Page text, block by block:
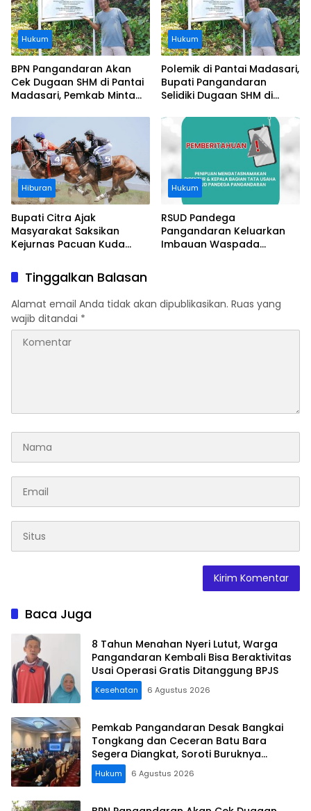
Hukum
BPN Pangandaran Akan
Cek Dugaan SHM di Pantai
Madasari, Pemkab Minta
Hukum
Polemik di Pantai Madasari,
Bupati Pangandaran
Selidiki Dugaan SHM di
Pantai
Hiburan
Bupati Citra Ajak
Masyarakat Saksikan
Kejurnas Pacuan Kuda
Legokjawa
Hukum
RSUD Pandega
Pangandaran Keluarkan
Imbauan Waspada
Tinggalkan Balasan
Alamat email Anda tidak akan dipublikasikan. Ruas yang
wajib ditandai *
Baca Juga
8 Tahun Menahan Nyeri Lutut, Warga
Pangandaran Kembali Bisa Beraktivitas
Usai Operasi Gratis Ditanggung BPJS
Kesehatan 6 Agustus 2026
Pemkab Pangandaran Desak Bangkai
Tongkang dan Ceceran Batu Bara
Segera Diangkat, Soroti Buruknya
Koordinasi Perusahaan
Hukum 6 Agustus 2026